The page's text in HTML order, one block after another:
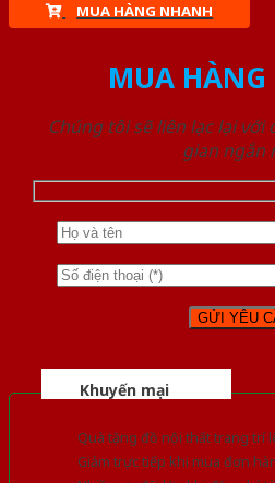
MUA HÀNG NHANH
MUA
Chúng tôi sẽ liên lạc lại
gian ngắn
Khuyến mại
Quà tặng đồ nội thất trang trí
Giảm trực tiếp khi mua đơn